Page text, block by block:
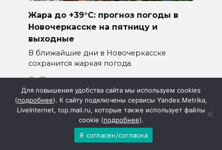
Жара до +39°C: прогноз погоды в
Новочеркасске на пятницу и
выходные
В ближайшие дни в Новочеркасске
сохранится жаркая погода.
62
Для повышения удобства сайта мы используем cookies
(подробнее). К сайту подключены сервисы Yandex.Metrika,
LiveInternet, top.mail.ru, которые также использует файлы
cookie (подробнее).
Я согласен/согласна